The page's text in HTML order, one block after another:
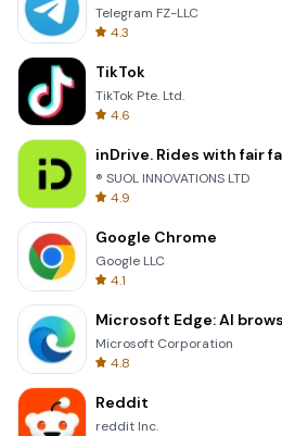
Telegram FZ-LLC
4.3
TikTok
TikTok Pte. Ltd.
4.6
inDrive. Rides with fair
® SUOL INNOVATIONS LTD
4.9
Google Chrome
Google LLC
4.1
Microsoft Edge: AI
Microsoft Corporation
4.8
Reddit
reddit Inc.